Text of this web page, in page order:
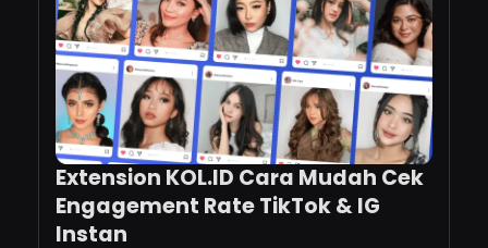
Extension KOL.ID Cara Mudah Cek
Engagement Rate TikTok & IG
Instan